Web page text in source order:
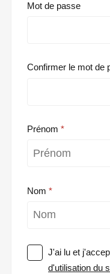
Mot de passe
Confirmer le mot de
Prénom
Nom
J'ai lu et
d'utilisation du